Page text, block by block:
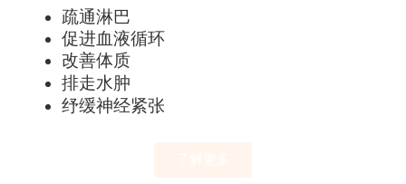
疏通淋巴
促进血液循环
改善体质
排走水肿
纾缓神经紧张